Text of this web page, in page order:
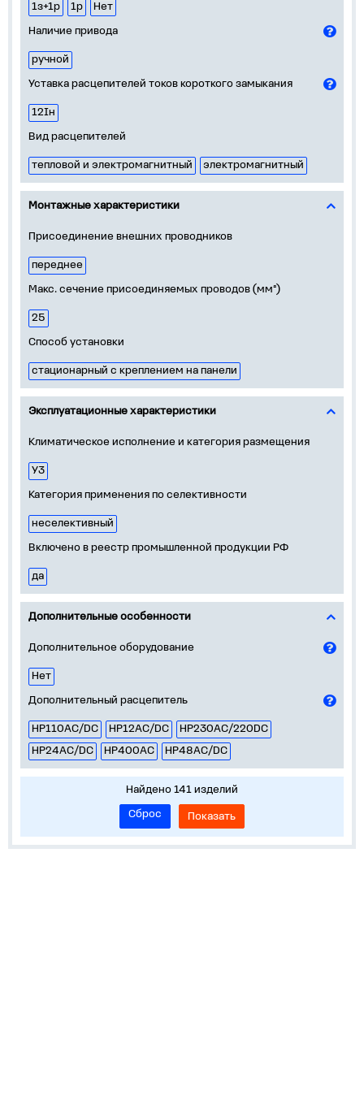
1з+1р 1р
Нет
Наличие привода
ручной
Уставка расцепителей токов короткого замыкания
12Iн
Вид расцепителей
тепловой и электромагнитный электромагнитный
Монтажные характеристики
Присоединение внешних проводников
переднее
Макс. сечение присоединяемых проводов (мм²)
25
Способ установки
стационарный с креплением на панели
Эксплуатационные характеристики
Климатическое исполнение и категория размещения
У3
Категория применения по селективности
неселективный
Включено в реестр промышленной продукции РФ
да
Дополнительные особенности
Дополнительное оборудование
Нет
Дополнительный расцепитель
НР110AC/DC НР12AC/DC
НР230AC/220DC
НР24AC/DC
НР400AC НР48AC/DC
Найдено 141 изделий
Сброс
Показать